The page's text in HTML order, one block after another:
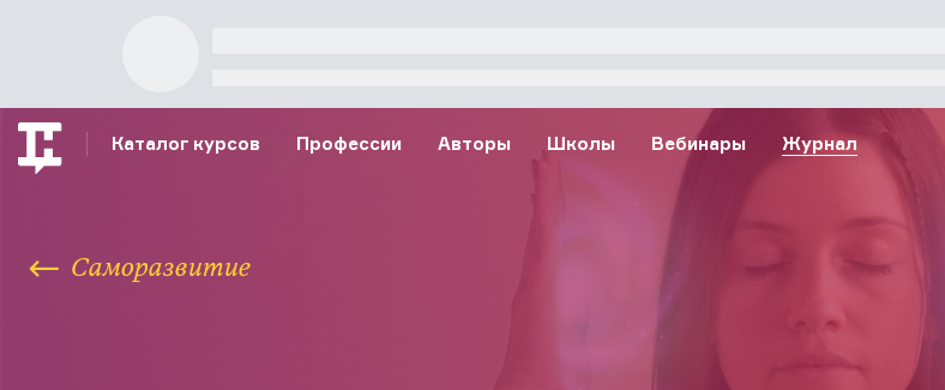
Каталог курсов Профессии Авторы Школы Вебинары Журнал
Саморазвитие